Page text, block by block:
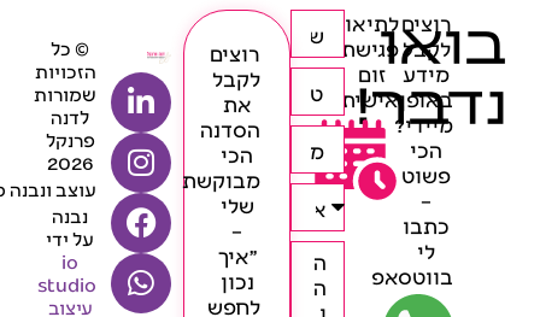
בואו
נדבר!
רוצים
לקבל
מידע
באופן
מיידי?
הכי
פשוט
–
כתבו
לי
בווטסאפ
לתיאום
פגישת
זום
אישית
רוצים
לקבל
את
הסדנה
הכי
מבוקשת
שלי
–
״איך
נכון
לחפש
© כל
הזכויות
שמורות
לדנה
פרנקל
2026
עוצב
נבנה
על ידי
io
studio
עיצוב